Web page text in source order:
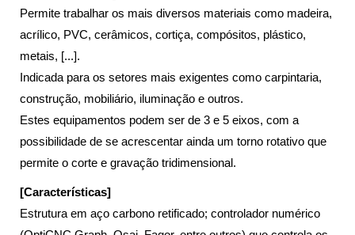
Permite trabalhar os mais diversos materiais como madeira,
acrílico, PVC, cerâmicos, cortiça, compósitos, plástico,
metais, [...].
Indicada para os setores mais exigentes como carpintaria,
construção, mobiliário, iluminação e outros.
Estes equipamentos podem ser de 3 e 5 eixos, com a
possibilidade de se acrescentar ainda um torno rotativo que
permite o corte e gravação tridimensional.
[Características]
Estrutura em aço carbono retificado; controlador numérico